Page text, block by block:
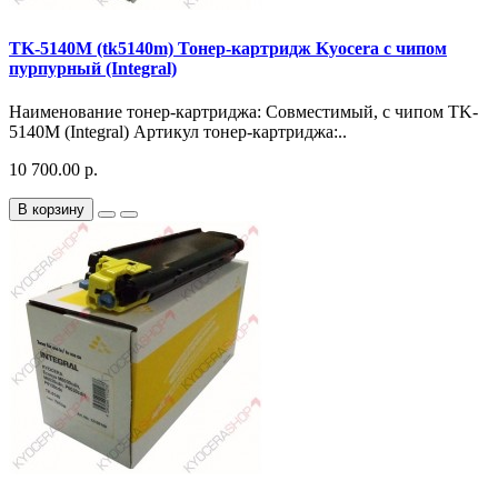
TK-5140M (tk5140m) Тонер-картридж Kyocera с чипом
пурпурный (Integral)
Наименование тонер-картриджа: Совместимый, с чипом TK-
5140M (Integral) Артикул тонер-картриджа:..
10 700.00 р.
В корзину